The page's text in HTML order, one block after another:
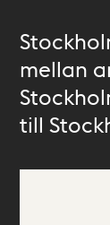
mellan
till